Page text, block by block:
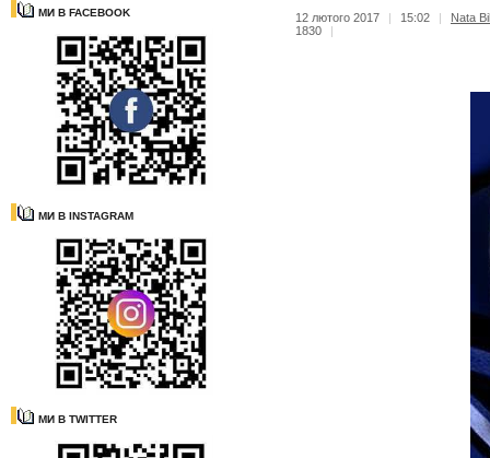
МИ В FACEBOOK
МИ В INSTAGRAM
МИ В TWITTER
12 лютого 2017 | 15:02 |
Nata
1830
|